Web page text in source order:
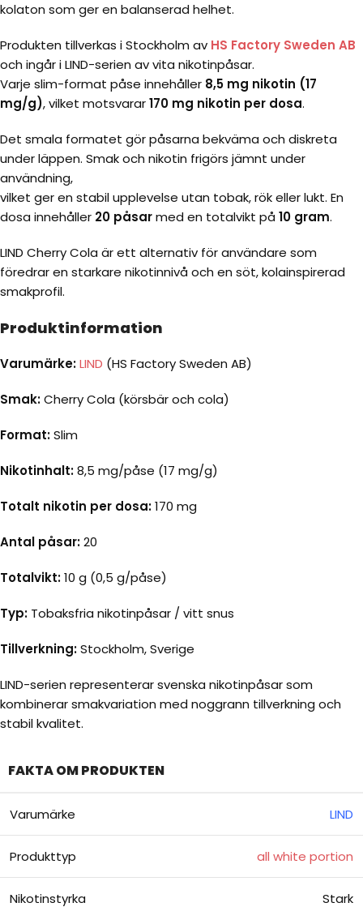
kolaton som ger en balanserad helhet.
Produkten tillverkas i Stockholm av HS Factory Sweden AB
och ingår i LIND-serien av vita nikotinpåsar.
Varje slim-format påse innehåller 8,5 mg nikotin (17
mg/g), vilket motsvarar170 mg nikotin per dosa.
Det smala formatet gör påsarna bekväma och diskreta
under läppen. Smak och nikotin frigörs jämnt under
användning,
vilket ger en stabil upplevelse utan tobak, rök eller lukt. En
dosa innehåller 20 påsarmed en totalvikt på 10 gram.
LIND Cherry Cola är ett alternativ för användare som
föredrar en starkare nikotinnivå och en söt, kolainspirerad
smakprofil.
Produktinformation
Varumärke:LIND (HS Factory Sweden AB)
Smak:Cherry Cola (körsbär och cola)
Format:Slim
Nikotinhalt:8,5 mg/påse (17 mg/g)
Totalt nikotin per dosa:170 mg
Antal påsar:20
Totalvikt:10 g (0,5 g/påse)
Typ: Tobaksfria nikotinpåsar / vitt snus
Tillverkning:Stockholm, Sverige
LIND-serien representerar svenska nikotinpåsar som
kombinerar smakvariation med noggrann tillverkning och
stabil kvalitet.
FAKTA OM PRODUKTEN
Varumärke LIND
Produkttyp all white portion
Nikotinstyrka Stark